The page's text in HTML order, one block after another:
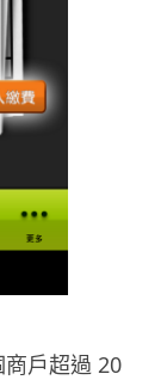
戶超過 20